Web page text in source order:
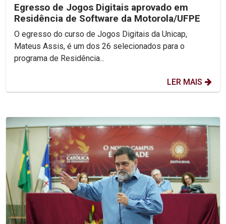
Egresso de Jogos Digitais aprovado em
Residência de Software da Motorola/UFPE
O egresso do curso de Jogos Digitais da Unicap,
Mateus Assis, é um dos 26 selecionados para o
programa de Residência...
LER MAIS